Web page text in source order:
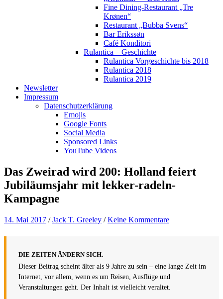
Fine Dining-Restaurant „Tre
Krønen“
Restaurant „Bubba Svens“
Bar Erikssøn
Café Konditori
Rulantica – Geschichte
Rulantica Vorgeschichte bis 2018
Rulantica 2018
Rulantica 2019
Newsletter
Impressum
Datenschutzerklärung
Emojis
Google Fonts
Social Media
Sponsored Links
YouTube Videos
Das Zweirad wird 200: Holland feiert
Jubiläumsjahr mit lekker-radeln-
Kampagne
14. Mai 2017 /Jack T. Greeley /Keine Kommentare
DIE ZEITEN ÄNDERN SICH.
Dieser Beitrag scheint älter als 9 Jahre zu sein – eine lange Zeit im
Internet, vor allem, wenn es um Reisen, Ausflüge und
Veranstaltungen geht. Der Inhalt ist vielleicht veraltet.